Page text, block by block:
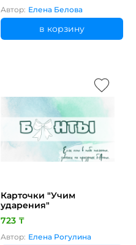
Автор: Елена Белова
в корзину
Карточки "Учим
ударения"
723 ₸
Автор: Елена Рогулина